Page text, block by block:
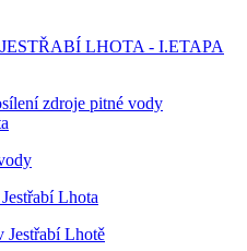
LHOTA - I.ETAPA
zdroje pitné vody
Lhota
Jestřabí Lhotě